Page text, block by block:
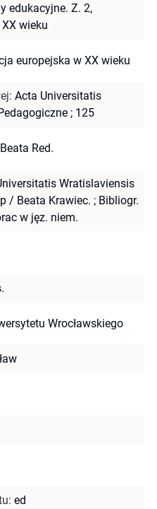
edukacyjne. Z. 2,
wieku
europejska w XX wieku
: Acta Universitatis
; 125
Red.
Wratislaviensis
/ Beata Krawiec. ; Bibliogr.
w jęz. niem.
Wrocławskiego
: ed